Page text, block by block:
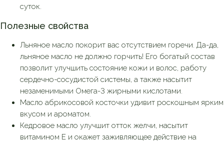
суток.
Полезные свойства
Льняное масло покорит вас отсутствием горечи. Да-да,
льняное масло не должно горчить! Его богатый состав
позволит улучшить состояние кожи и волос, работу
сердечно-сосудистой системы, а также насытит
незаменимыми Омега-3 жирными кислотами.
Масло абрикосовой косточки удивит роскошным ярким
вкусом и ароматом.
Кедровое масло улучшит отток желчи, насытит
витамином Е и окажет заживляющее действие на